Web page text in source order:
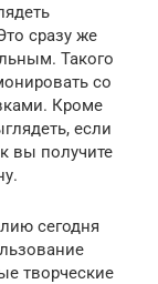
сразу же
Такого
со
Кроме
если
вы получите
сегодня
творческие